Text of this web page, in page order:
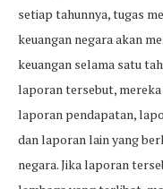
setiap tahunnya, tugas
keuangan negara akan
keuangan selama satu
laporan tersebut,
laporan pendapatan,
dan laporan lain yang
negara. Jika laporan